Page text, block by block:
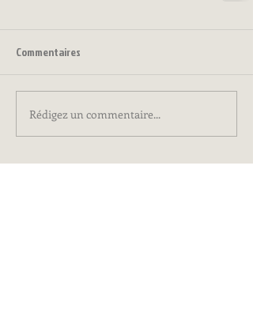
Commentaires
Rédigez un commentaire...